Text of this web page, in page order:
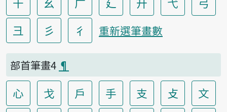
彐
彡 彳 重新選筆畫數
部首筆畫4 ¶
心 戈 戶 手 支 攴
文